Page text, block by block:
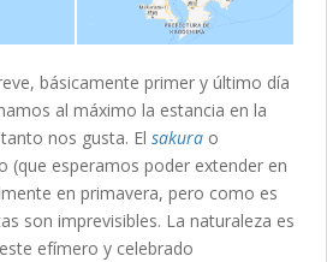
básicamente primer y último día
al máximo la estancia en la
nos gusta. El sakura o
(que esperamos poder extender en
en primavera, pero como es
son imprevisibles. La naturaleza es
efímero y celebrado